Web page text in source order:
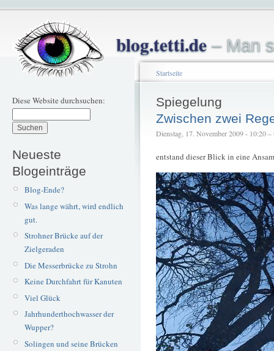
blog.tetti.de– Man
Diese Website durchsuchen:
Neueste
Blogeinträge
Blog-Ende?
Was lange währt, wird endlich
gut.
Strohner Brücke auf der
Zielgeraden
Die Messerbrücke zu Strohn
Keine Durchfahrt für Kanuten
Viel Glück
Jahrhunderthochwasser der
Wupper?
Solingen und seine Brücken
Startseite
Spiegelung
Zwischen zwei
Dienstag, 17. November 2009 - 10:20 –
entstand dieser Blick in eine